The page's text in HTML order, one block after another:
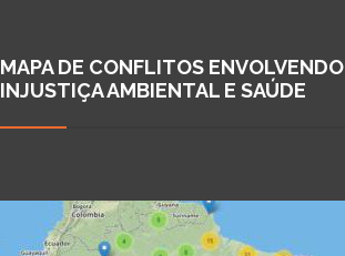
MAPA DE CONFLITOS ENVOLVENDO
INJUSTIÇA AMBIENTAL E SAÚDE